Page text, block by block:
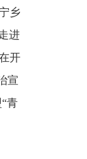
线
乡
进
开
宣
青